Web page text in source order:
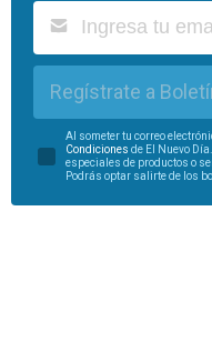
Regístrate a
Al someter tu correo
Condiciones de El Nuevo
especiales de productos o
Podrás optar salirte de los